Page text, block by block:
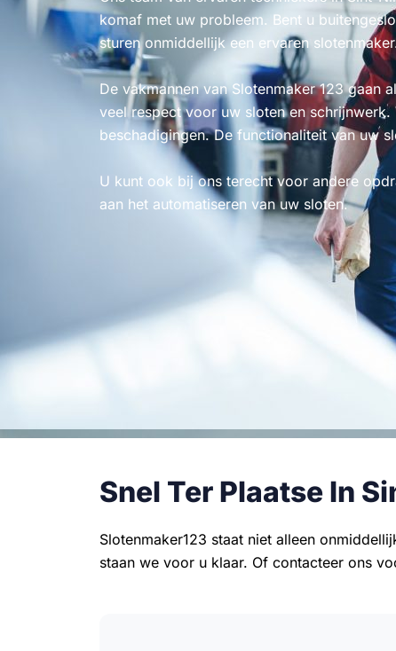
komaf met uw probleem. Bent u
sturen onmiddellijk een ervaren
De vakmannen van Slotenmaker 123 gaan
veel respect voor uw sloten en
beschadigingen. De functionaliteit van uw
U kunt ook bij ons terecht voor andere
aan het automatiseren van uw sloten.
Snel Ter Plaatse In
Slotenmaker123 staat niet alleen
staan we voor u klaar. Of contacteer ons